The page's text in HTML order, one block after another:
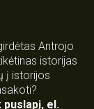
Antrojo
istorijas
į istorijos
puslapį, el.